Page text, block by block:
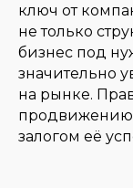
ключ от
не только
бизнес под
значительно
на рынке.
продвижению
залогом её